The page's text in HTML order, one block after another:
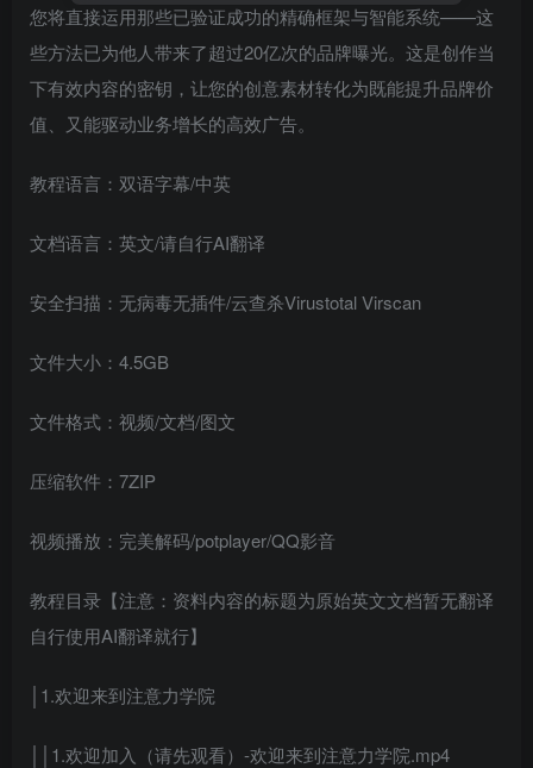
您将直接运用那些已验证成功的精确框架与智能系统——这
些方法已为他人带来了超过20亿次的品牌曝光。这是创作当
下有效内容的密钥，让您的创意素材转化为既能提升品牌价
值、又能驱动业务增长的高效广告。
教程语言：双语字幕/中英
文档语言：英文/请自行AI翻译
安全扫描：无病毒无插件/云查杀Virustotal Virscan
文件大小：4.5GB
文件格式：视频/文档/图文
压缩软件：7ZIP
视频播放：完美解码/potplayer/QQ影音
教程目录【注意：资料内容的标题为原始英文文档暂无翻译
自行使用AI翻译就行】
│1.欢迎来到注意力学院
││1.欢迎加入（请先观看）-欢迎来到注意力学院.mp4